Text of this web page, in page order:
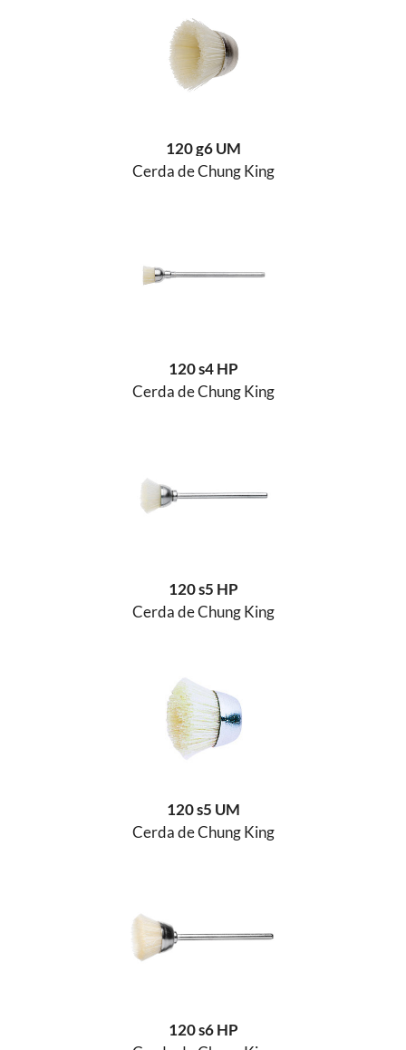
120 g6 UM
Cerda de Chung King
120 s4 HP
Cerda de Chung King
120 s5 HP
Cerda de Chung King
120 s5 UM
Cerda de Chung King
120 s6 HP